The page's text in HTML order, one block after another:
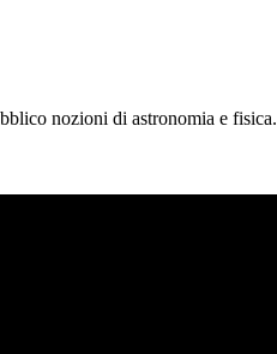
nozioni di astronomia e fisica.